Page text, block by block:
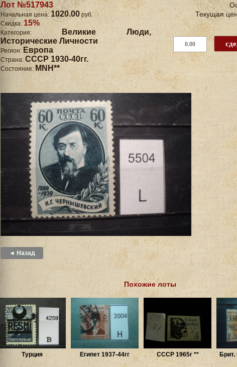
Лот №517943
Начальная цена: 1020.00 руб.
Скидка: 15%
Категория:
Великие Люди,
Исторические Личности
Регион: Европа
Страна: СССР 1930-40гг.
Состояние: MNH**
Текущая
◄ Назад
Похожие лоты
Турция Египет 1937-44гг СССР 1965г ** Брит.